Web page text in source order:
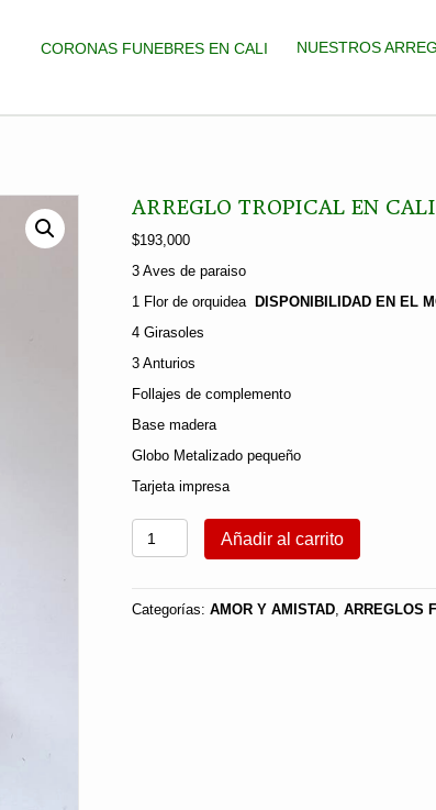
CORONAS FUNEBRES EN CALI NUESTROS
ARREGLO TROPICAL EN CALI
$193,000
3 Aves de paraiso
1 Flor de orquidea DISPONIBILIDAD EN EL
4 Girasoles
3 Anturios
Follajes de complemento
Base madera
Globo Metalizado pequeño
Tarjeta impresa
Arreglo
Tropical
cantidad
Añadir al carrito
Categorías:AMOR Y AMISTAD,ARREGLOS